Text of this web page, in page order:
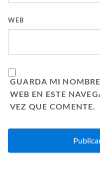
WEB
GUARDA MI
WEB EN ESTE
VEZ QUE COMENTE.